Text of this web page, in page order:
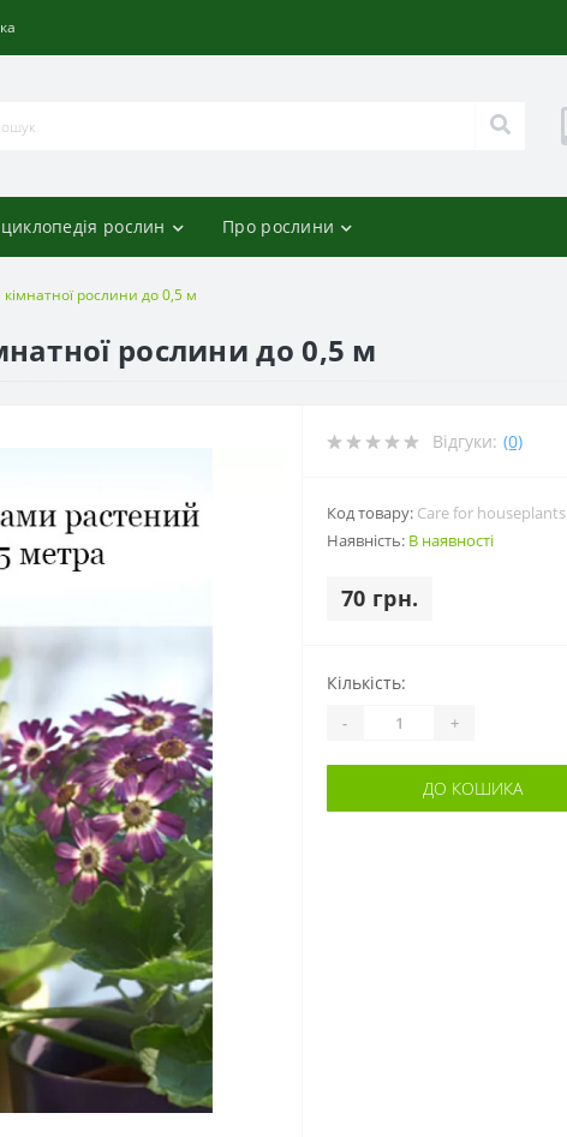
рослин Про рослини
рослини до 0,5 м
рослини до 0,5 м
Відгуки: (0)
Код товару: Care for houseplants
Наявність: В наявності
70 грн.
Кількість:
- +
ДО КОШИКА